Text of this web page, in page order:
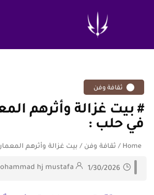
ثقافة وفن
بيت غزالة وأثرهم
في حلب
Home
/ ثقافة وفن / بيت غزالة وأثرهم
hj mustafa